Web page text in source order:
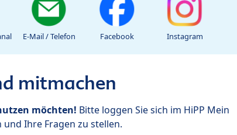
E-Mail / Telefon Facebook Instagram
mitmachen
möchten! Bitte loggen Sie sich im HiPP Mein
Ihre Fragen zu stellen.